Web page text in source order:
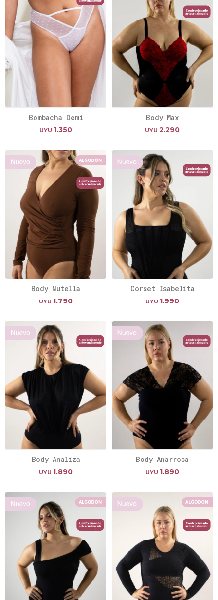
Bombacha Demi
UYU 1.350
Body Max
UYU 2.290
Body Nutella
UYU 1.790
Corset Isabelita
UYU 1.990
Body Analiza
UYU 1.890
Body Anarrosa
UYU 1.890